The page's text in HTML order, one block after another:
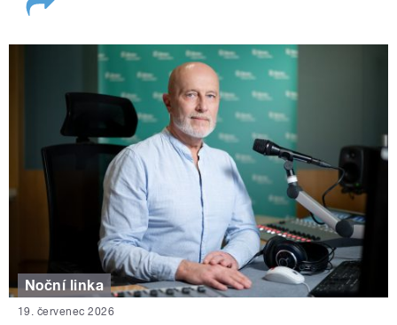
Noční linka
19. červenec 2026